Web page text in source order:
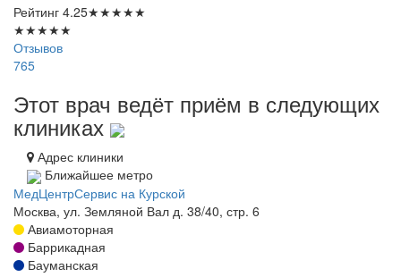
Рейтинг 4.25★★★★★
★★★★★
Отзывов
765
Этот врач ведёт приём в следующих
клиниках
Адрес клиники
Ближайшее метро
МедЦентрСервис на Курской
Москва, ул. Земляной Вал д. 38/40, стр. 6
Авиамоторная
Баррикадная
Бауманская